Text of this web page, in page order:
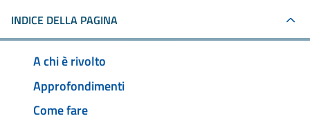
INDICE DELLA PAGINA
A chi è rivolto
Approfondimenti
Come fare